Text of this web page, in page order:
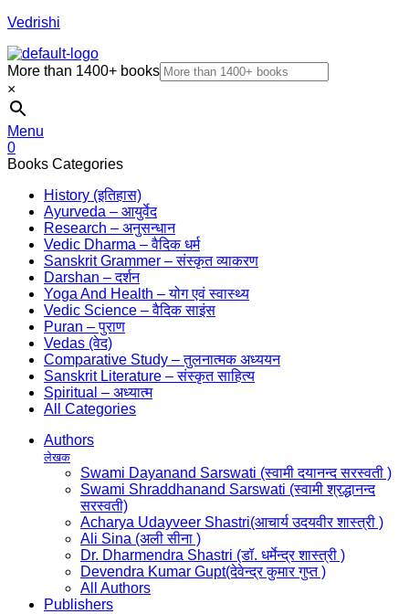
Vedrishi
More than 1400+ books
×
Menu
0
Books Categories
History (इतिहास)
Ayurveda – आयुर्वेद
Research – अनुसन्धान
Vedic Dharma – वैदिक धर्म
Sanskrit Grammer – संस्कृत व्याकरण
Darshan – दर्शन
Yoga And Health – योग एवं स्वास्थ्य
Vedic Science – वैदिक साइंस
Puran – पुराण
Vedas (वेद)
Comparative Study – तुलनात्मक अध्ययन
Sanskrit Literature – संस्कृत साहित्य
Spiritual – अध्यात्म
All Categories
Authors
लेखक
Swami Dayanand Sarswati (स्वामी दयानन्द सरस्वती )
Swami Shraddhanand Sarswati (स्वामी श्रद्धानन्द
सरस्वती)
Acharya Udayveer Shastri(आचार्य उदयवीर शास्त्री )
Ali Sina (अली सीना )
Dr. Dharmendra Shastri (डॉ. धर्मेन्द्र शास्त्री )
Devendra Kumar Gupt(देवेन्द्र कुमार गुप्त )
All Authors
Publishers